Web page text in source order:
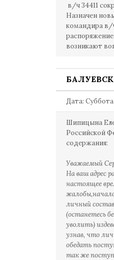
в/ч 34411
Назначен
командира в/
возникают
Дата:
Шипицына
Российской
содержания:
Уважаемый
На ваш адрес
настоящее
личный
(останетесь
уволить)
узнав, что
обедать
так же